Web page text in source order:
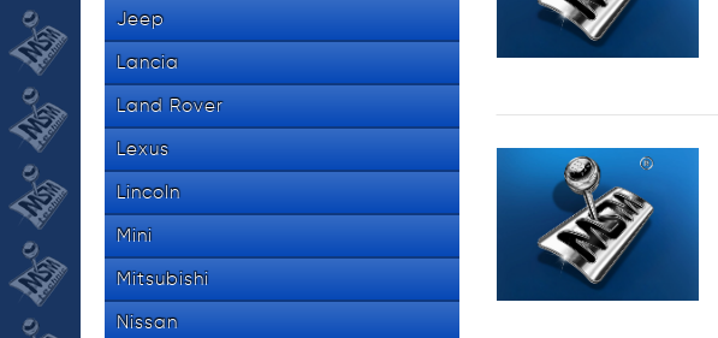
Jeep
Lancia
Land Rover
Lexus
Lincoln
Mini
Mitsubishi
Nissan